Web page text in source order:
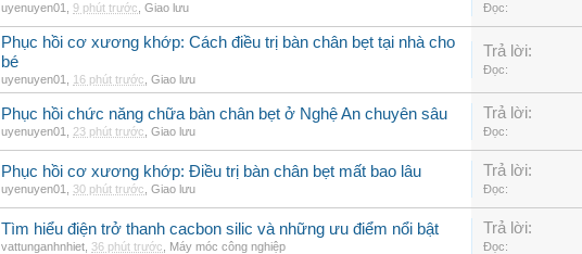
uyenuyen01 9 phút trước Giao lưu Đọc:
Phục hồi cơ xương khớp: Cách điều trị bàn chân bẹt tại nhà cho
bé
uyenuyen01 16 phút trước Giao lưu
Trả lời:
Đọc:
Phục hồi chức năng chữa bàn chân bẹt ở Nghệ An chuyên sâu
uyenuyen01 23 phút trước Giao lưu
Trả lời:
Đọc:
Phục hồi cơ xương khớp: Điều trị bàn chân bẹt mất bao lâu
uyenuyen01 30 phút trước Giao lưu
Trả lời:
Đọc:
Tìm hiểu điện trở thanh cacbon silic và những ưu điểm nổi bật
vattunganhnhiet 36 phút trước Máy móc công nghiệp
Trả lời:
Đọc: